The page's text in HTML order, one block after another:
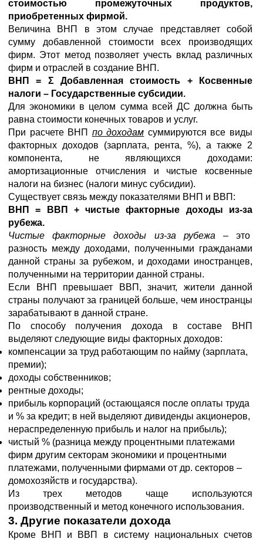
стоимостью промежуточных продуктов,
приобретенных фирмой.
Величина ВНП в этом случае представляет собой
сумму добавленной стоимости всех производящих
фирм. Этот метод позволяет учесть вклад различных
фирм и отраслей в создание ВНП.
ВНП = Σ Добавленная стоимость + Косвенные
налоги – Государственные субсидии.
Для экономики в целом сумма всей ДС должна быть
равна стоимости конечных товаров и услуг.
При расчете ВНП по доходам суммируются все виды
факторных доходов (зарплата, рента, %), а также 2
компонента, не являющихся доходами:
амортизационные отчисления и чистые косвенные
налоги на бизнес (налоги минус субсидии).
Существует связь между показателями ВНП и ВВП:
ВНП = ВВП + чистые факторные доходы из-за
рубежа.
Чистые факторные доходы из-за рубежа – это
разность между доходами, полученными гражданами
данной страны за рубежом, и доходами иностранцев,
полученными на территории данной страны.
Если ВНП превышает ВВП, значит, жители данной
страны получают за границей больше, чем иностранцы
зарабатывают в данной стране.
По способу получения дохода в составе ВНП
выделяют следующие виды факторных доходов:
компенсации за труд работающим по найму (зарплата,
премии);
доходы собственников;
рентные доходы;
прибыль корпораций (остающаяся после оплаты труда
и % за кредит; в ней выделяют дивиденды акционеров,
нераспределенную прибыль и налог на прибыль);
чистый % (разница между процентными платежами
фирм другим секторам экономики и процентными
платежами, полученными фирмами от др. секторов –
домохозяйств и государства).
Из трех методов чаще используются
производственный и метод конечного использования.
3. Другие показатели дохода
Кроме ВНП и ВВП в систему национальных счетов